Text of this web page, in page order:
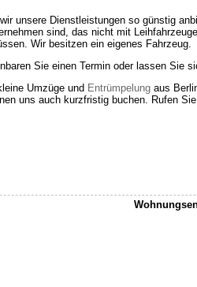
unsere Dienstleistungen so günstig
sind, das nicht mit
Wir besitzen ein eigenes Fahrzeug.
Sie einen Termin oder lassen Sie
Umzüge und Entrümpelung aus
uns auch kurzfristig buchen. Rufen